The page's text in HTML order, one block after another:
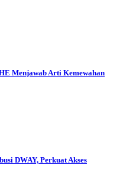
Menjawab Arti Kemewahan
DWAY, Perkuat Akses